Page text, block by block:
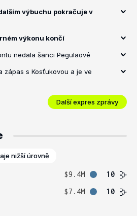
výbuchu pokračuje v
výkonu končí
nedala šanci Pegulaové
zápas s Kosťukovou a je ve
Další expres zprávy
nižší úrovně
$9.4M
10
$7.4M 10